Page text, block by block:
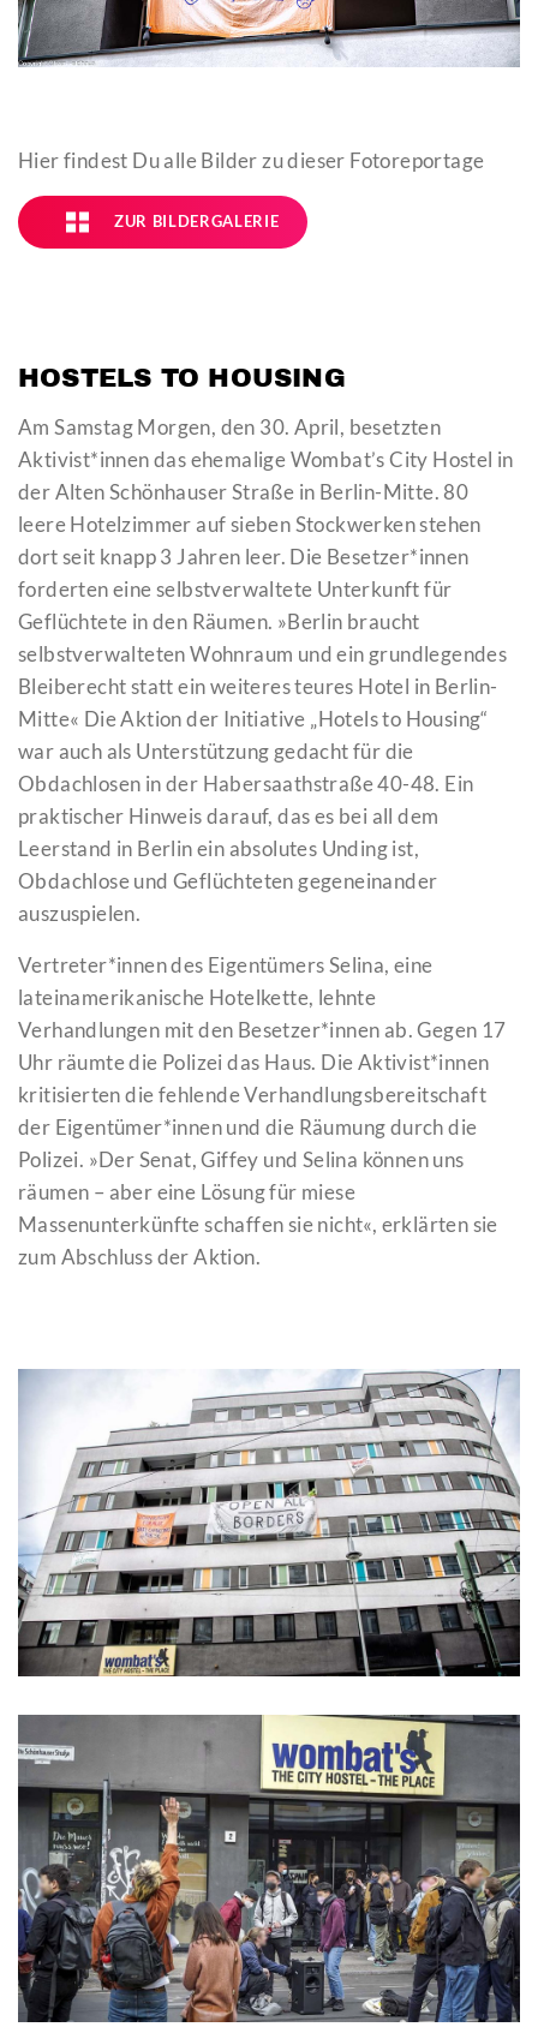
Hier findest Du alle Bilder zu dieser Fotoreportage
ZUR BILDERGALERIE
HOSTELS TO HOUSING
Am Samstag Morgen, den 30. April, besetzten
Aktivist*innen das ehemalige Wombat’s City Hostel in
der Alten Schönhauser Straße in Berlin-Mitte. 80
leere Hotelzimmer auf sieben Stockwerken stehen
dort seit knapp 3 Jahren leer. Die Besetzer*innen
forderten eine selbstverwaltete Unterkunft für
Geflüchtete in den Räumen. »Berlin braucht
selbstverwalteten Wohnraum und ein grundlegendes
Bleiberecht statt ein weiteres teures Hotel in Berlin-
Mitte« Die Aktion der Initiative „Hotels to Housing“
war auch als Unterstützung gedacht für die
Obdachlosen in der Habersaathstraße 40-48. Ein
praktischer Hinweis darauf, das es bei all dem
Leerstand in Berlin ein absolutes Unding ist,
Obdachlose und Geflüchteten gegeneinander
auszuspielen.
Vertreter*innen des Eigentümers Selina, eine
lateinamerikanische Hotelkette, lehnte
Verhandlungen mit den Besetzer*innen ab. Gegen 17
Uhr räumte die Polizei das Haus. Die Aktivist*innen
kritisierten die fehlende Verhandlungsbereitschaft
der Eigentümer*innen und die Räumung durch die
Polizei. »Der Senat, Giffey und Selina können uns
räumen – aber eine Lösung für miese
Massenunterkünfte schaffen sie nicht«, erklärten sie
zum Abschluss der Aktion.